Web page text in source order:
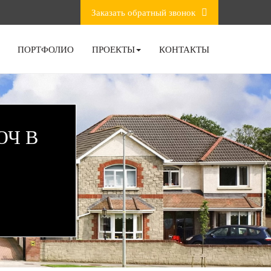
Заказать обратный звонок
ПОРТФОЛИО ПРОЕКТЫ КОНТАКТЫ
В